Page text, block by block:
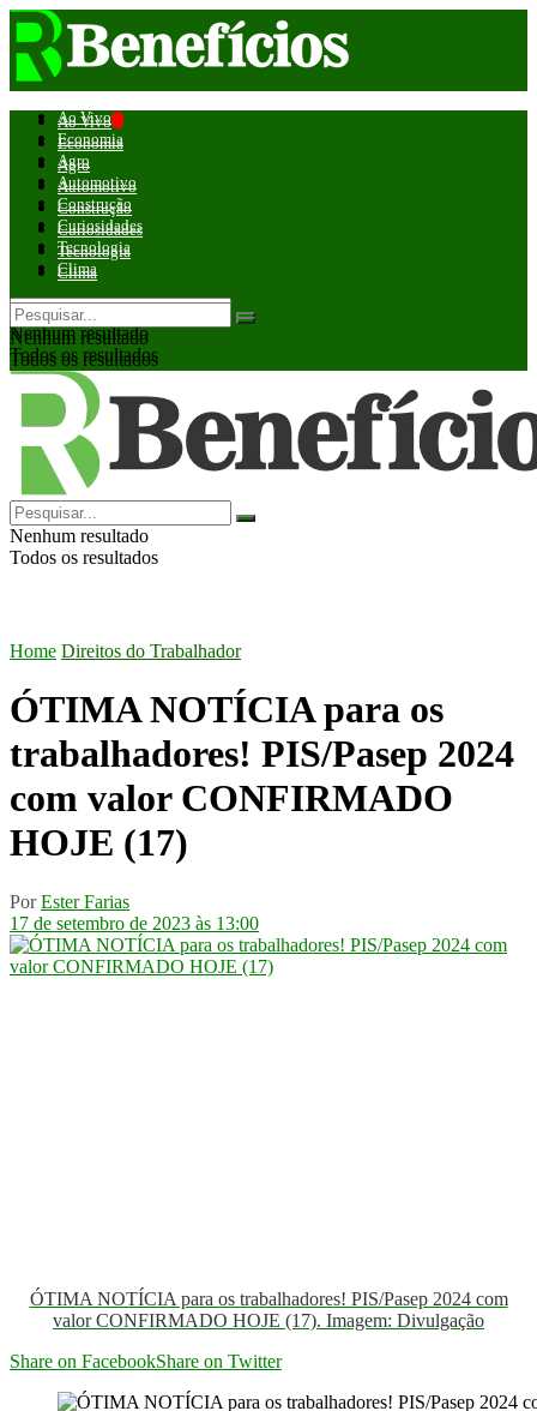
Ao Vivo
Economia
Agro
Automotivo
Construção
Curiosidades
Tecnologia
Clima
Nenhum resultado
Todos os resultados
Ao Vivo
Economia
Agro
Automotivo
Construção
Curiosidades
Tecnologia
Clima
Nenhum resultado
Todos os resultados
Nenhum resultado
Todos os resultados
Home Direitos do Trabalhador
ÓTIMA NOTÍCIA para os
trabalhadores! PIS/Pasep 2024
com valor CONFIRMADO
HOJE (17)
Por Ester Farias
17 de setembro de 2023 às 13:00
ÓTIMA NOTÍCIA para os trabalhadores! PIS/Pasep 2024 com
valor CONFIRMADO HOJE (17). Imagem: Divulgação
Share on FacebookShare on Twitter